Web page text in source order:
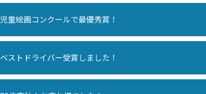
児童絵画コンクールで最優秀賞！
ベストドライバー受賞しました！